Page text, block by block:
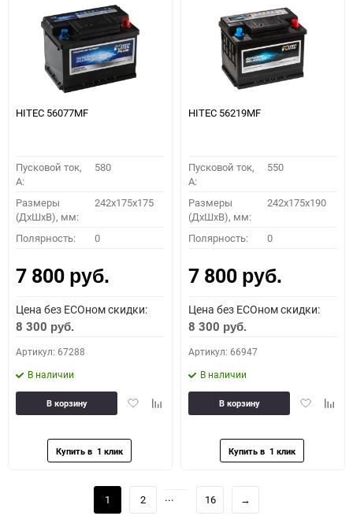
HITEC 56077MF
Пусковой ток,
A:
580
Размеры
(ДхШхВ), мм:
242x175x175
Полярность: 0
7 800 руб.
Цена без ECOном скидки:
8 300 руб.
Артикул: 67288
В наличии
ДобавитьДобавить
В корзину
HITEC 56219MF
Пусковой ток,
A:
550
Размеры
(ДхШхВ), мм:
242x175x190
Полярность: 0
7 800 руб.
Цена без ECOном скидки:
8 300 руб.
Артикул: 66947
В наличии
Добавить
В корзину
1 2 ... 16 →